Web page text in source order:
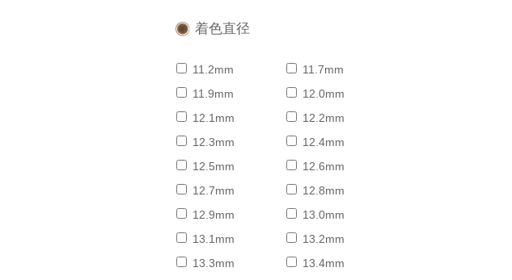
着色直径
11.2mm
11.7mm
11.9mm
12.0mm
12.1mm
12.2mm
12.3mm
12.4mm
12.5mm
12.6mm
12.7mm
12.8mm
12.9mm
13.0mm
13.1mm
13.2mm
13.3mm
13.4mm